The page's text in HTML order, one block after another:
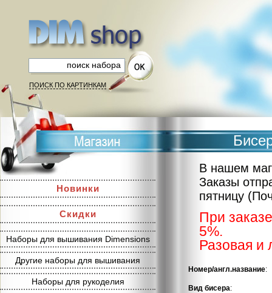
ПОИСК ПО КАРТИНКАМ
Новинки
Скидки
Наборы для вышивания Dimensions
Другие наборы для вышивания
Наборы для рукоделия
В нашем
Заказы
пятницу
При
5%.
Разовая и
Номер/англ.название:
Вид бисера: